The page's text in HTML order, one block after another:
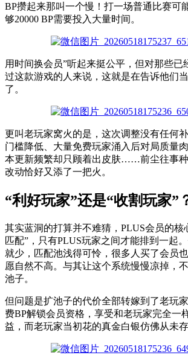
BP攒起来那叫一个慢 ！ 打一场普通比赛可
够20000 BP需要投入大量时间。
用时间换会员”听起来挺公平，但对那些已
过这款游戏的人来说，这就是在告诉他们
了 。
更叫老玩家窝火的是，这次调整没有任何
门槛降低、大量免费玩家涌入后对局质量
本更新频繁却只顾着出皮肤……前尘往事
改动恰好又 添了一把火 。
“利好玩家”还是“收割玩家”
其实蓝洞的打算并不难猜 ， PLUS会员的核
匹配”，只有PLUS玩家之间才能排到一起
就少，匹配池浅得可怜，很多人买了会员
愿自然不高。与其让这个系统慢慢凉掉，
池子。
但问题是扩池子的代价全部转嫁到了老玩
费BP解锁会员资格，享受和老玩家完全一
益，而老玩家当初花的真金白银仿佛从未存